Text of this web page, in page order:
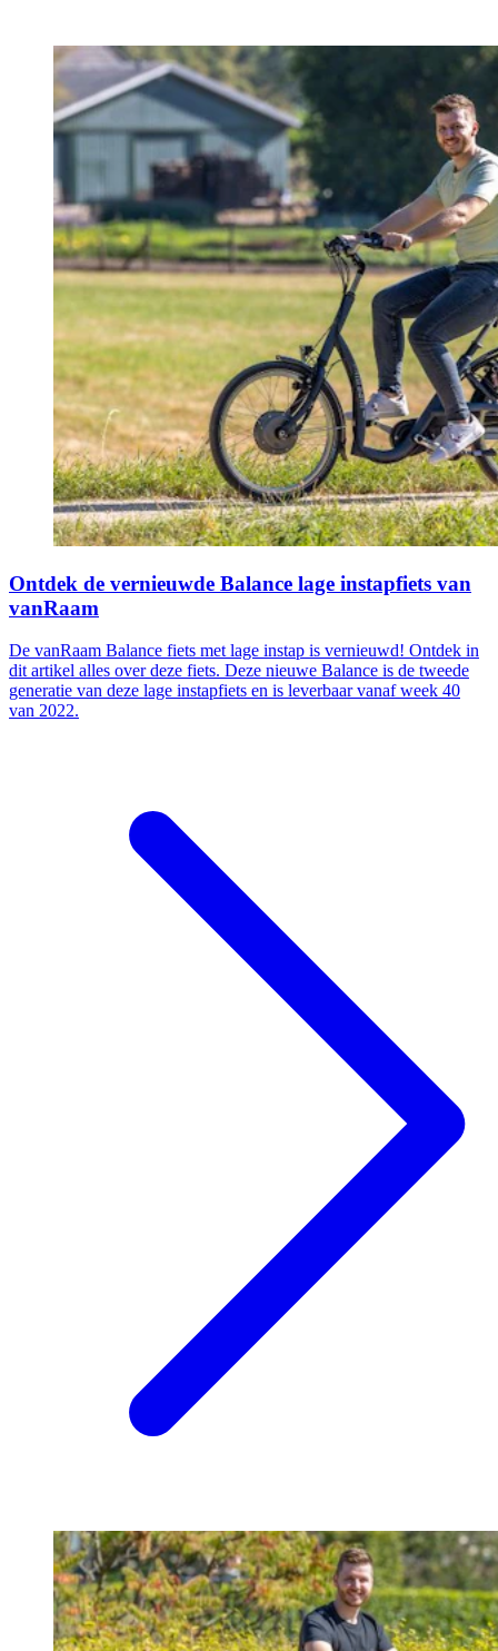
Ontdek de vernieuwde Balance lage instapfiets van
vanRaam
De vanRaam Balance fiets met lage instap is vernieuwd! Ontdek in
dit artikel alles over deze fiets. Deze nieuwe Balance is de tweede
generatie van deze lage instapfiets en is leverbaar vanaf week 40
van 2022.